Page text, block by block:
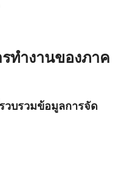
ทำงานของภาค
วบรวมข้อมูลการจัด